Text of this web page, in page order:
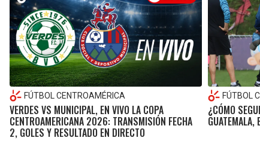
FÚTBOL CENTROAMÉRICA
VERDES VS MUNICIPAL, EN VIVO LA COPA
CENTROAMERICANA 2026: TRANSMISIÓN FECHA
2, GOLES Y RESULTADO EN DIRECTO
FÚTBOL
¿CÓMO
GUATEMALA,